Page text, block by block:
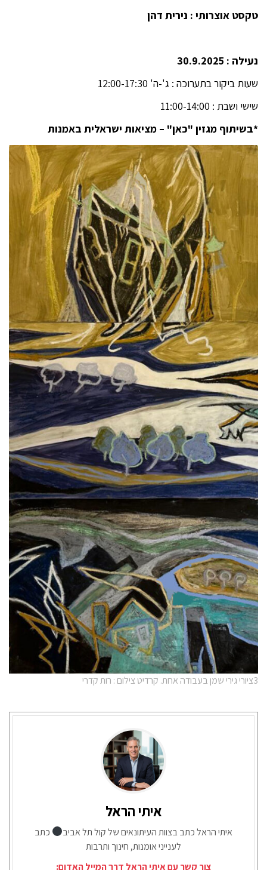
טקסט אוצרותי : נירית דהן
נעילה : 30.9.2025
שעות ביקור בתערוכה : ג'-ה' 12:00-17:30
שישי ושבת : 11:00-14:00
*בשיתוף מגזין "כאן" – מציאות ישראלית באמנות
3ציורי גירי שמן בעבודה אחת. קרדיט צילום : רות קדרי
איתי הראל
איתי הראל כתב בצוות העיתונאים של קול תל אביב
כתב
לענייני אומנות, חינוך ותרבות
צור קשר עם איתי הראל דרך המייל האדום: